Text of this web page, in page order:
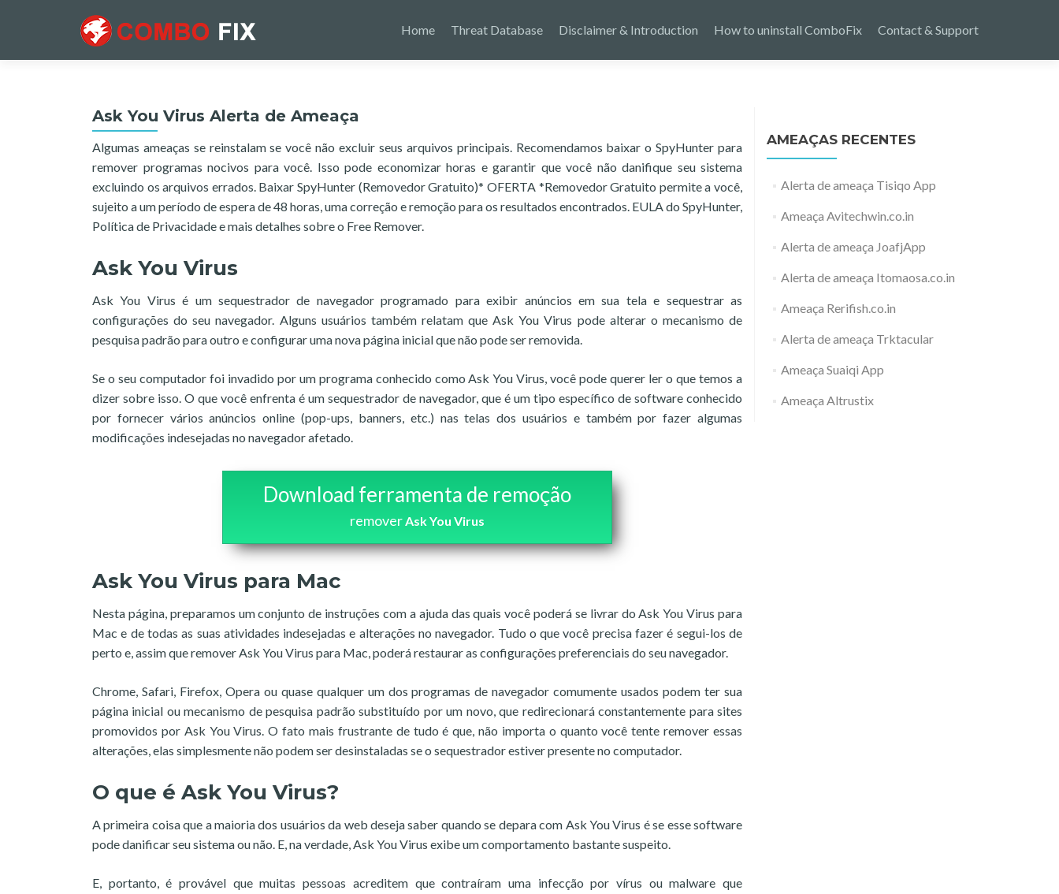
Home Threat Database Disclaimer & Introduction How to uninstall ComboFix Contact & Support
Ask You Virus Alerta de Ameaça
Algumas ameaças se reinstalam se você não excluir seus arquivos principais. Recomendamos baixar o SpyHunter para
remover programas nocivos para você. Isso pode economizar horas e garantir que você não danifique seu sistema
excluindo os arquivos errados. Baixar SpyHunter (Removedor Gratuito)* OFERTA *Removedor Gratuito permite a você,
sujeito a um período de espera de 48 horas, uma correção e remoção para os resultados encontrados. EULA do SpyHunter,
Política de Privacidade e mais detalhes sobre o Free Remover.
Ask You Virus
Ask You Virus é um sequestrador de navegador programado para exibir anúncios em sua tela e sequestrar as
configurações do seu navegador. Alguns usuários também relatam que Ask You Virus pode alterar o mecanismo de
pesquisa padrão para outro e configurar uma nova página inicial que não pode ser removida.
Se o seu computador foi invadido por um programa conhecido como Ask You Virus, você pode querer ler o que temos a
dizer sobre isso. O que você enfrenta é um sequestrador de navegador, que é um tipo específico de software conhecido
por fornecer vários anúncios online (pop-ups, banners, etc.) nas telas dos usuários e também por fazer algumas
modificações indesejadas no navegador afetado.
Download ferramenta de remoção
removerAsk You Virus
Ask You Virus para Mac
Nesta página, preparamos um conjunto de instruções com a ajuda das quais você poderá se livrar do Ask You Virus para
Mac e de todas as suas atividades indesejadas e alterações no navegador. Tudo o que você precisa fazer é segui-los de
perto e, assim que remover Ask You Virus para Mac, poderá restaurar as configurações preferenciais do seu navegador.
Chrome, Safari, Firefox, Opera ou quase qualquer um dos programas de navegador comumente usados podem ter sua
página inicial ou mecanismo de pesquisa padrão substituído por um novo, que redirecionará constantemente para sites
promovidos por Ask You Virus. O fato mais frustrante de tudo é que, não importa o quanto você tente remover essas
alterações, elas simplesmente não podem ser desinstaladas se o sequestrador estiver presente no computador.
O que é Ask You Virus?
A primeira coisa que a maioria dos usuários da web deseja saber quando se depara com Ask You Virus é se esse software
pode danificar seu sistema ou não. E, na verdade, Ask You Virus exibe um comportamento bastante suspeito.
E, portanto, é provável que muitas pessoas acreditem que contraíram uma infecção por vírus ou malware que
AMEAÇAS RECENTES
Alerta de ameaça Tisiqo App
Ameaça Avitechwin.co.in
Alerta de ameaça JoafjApp
Alerta de ameaça Itomaosa.co.in
Ameaça Rerifish.co.in
Alerta de ameaça Trktacular
Ameaça Suaiqi App
Ameaça Altrustix